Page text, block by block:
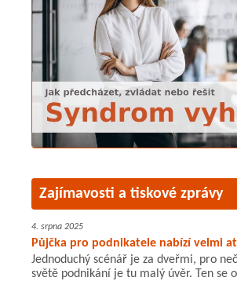
Zajímavosti a tiskové zprávy
4. srpna 2025
Půjčka pro podnikatele nabízí velmi
Jednoduchý scénář je za dveřmi, pro
světě podnikání je tu malý úvěr. Ten se